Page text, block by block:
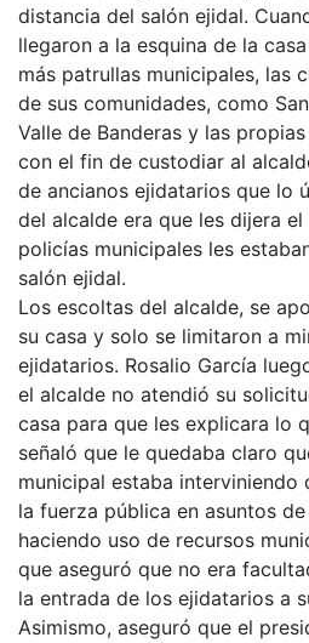
distancia del salón ejidal.
llegaron a la esquina de la
más patrullas municipales, las
de sus comunidades, como
Valle de Banderas y las
con el fin de custodiar al
de ancianos ejidatarios que lo
del alcalde era que les dijera
policías municipales les
salón ejidal.
Los escoltas del alcalde, se
su casa y solo se limitaron a
ejidatarios. Rosalio García
el alcalde no atendió su
casa para que les explicara lo
señaló que le quedaba claro
municipal estaba interviniendo
la fuerza pública en asuntos
haciendo uso de recursos
que aseguró que no era
la entrada de los ejidatarios a
Asimismo, aseguró que el